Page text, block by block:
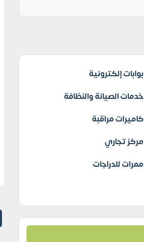
بوابات إلكترونية
خدمات الصيانة والنظافة
كاميرات مراقبة
مركز تجاري
ممرات للدراجات